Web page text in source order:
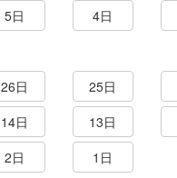
5日 4日
26日 25日
14日 13日
2日 1日